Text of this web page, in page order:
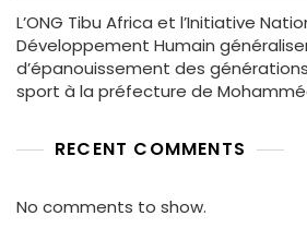
L’ONG Tibu Africa et l’Initiative
Développement Humain
d’épanouissement des
sport à la préfecture de
RECENT COMMENTS
No comments to show.